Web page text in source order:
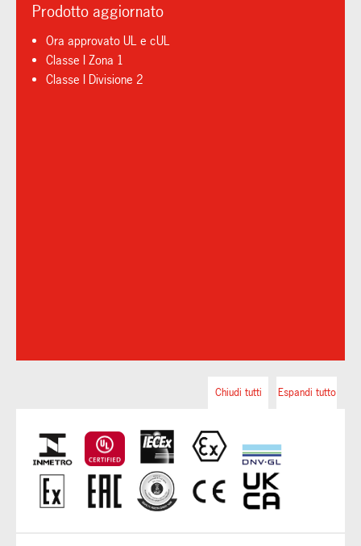
Prodotto aggiornato
Ora approvato UL e cUL
Classe I Zona 1
Classe I Divisione 2
Espandi tutto
Chiudi tutti